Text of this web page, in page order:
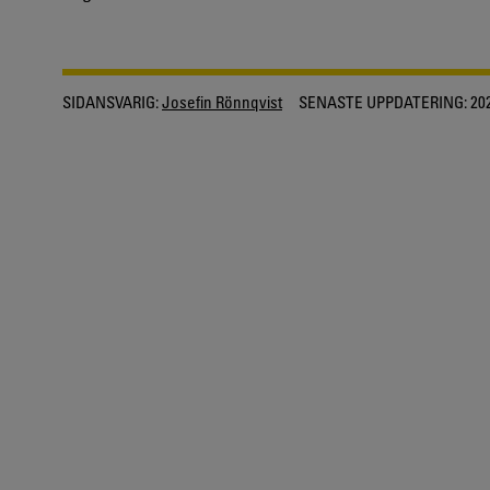
SIDANSVARIG:Josefin Rönnqvist SENASTE UPPDATERING: